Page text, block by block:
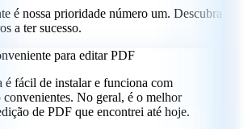
é nossa prioridade número um. Descubra
a ter sucesso.
para editar PDF
é fácil de instalar e funciona com
convenientes. No geral, é o melhor
de PDF que encontrei até hoje.